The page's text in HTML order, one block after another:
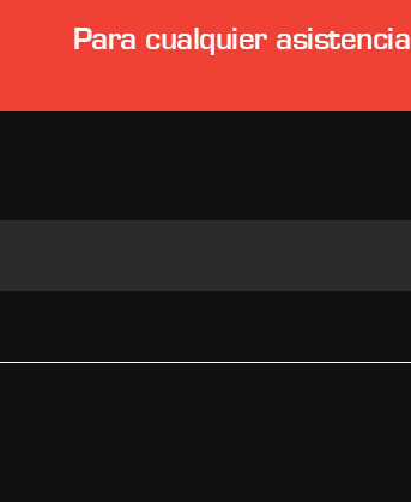
Para cualquier asistencia